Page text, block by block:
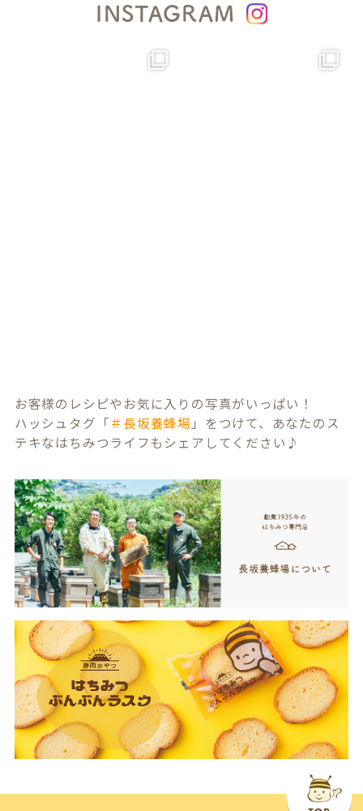
INSTAGRAM
お客様のレシピやお気に入りの写真がいっぱい！
ハッシュタグ「＃長坂養蜂場 」をつけて、あなたのス
テキなはちみつライフもシェアしてください♪